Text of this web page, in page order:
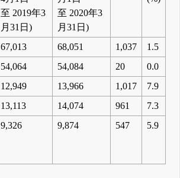
至 2019年3
月31日)
至 2020年3
月31日)
67,013 68,051 1,037
1.5
54,064 54,084 20
0.0
12,949 13,966 1,017
7.9
13,113 14,074 961
7.3
9,326 9,874 547 5.9